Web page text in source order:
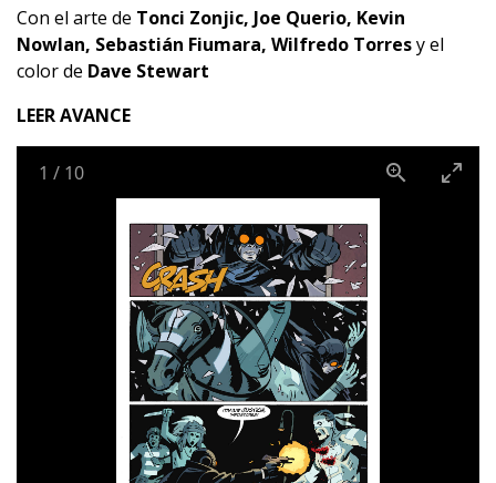
Con el arte de Tonci Zonjic, Joe Querio, Kevin
Nowlan, Sebastián Fiumara, Wilfredo Torresy el
color de Dave Stewart
LEER AVANCE
1 / 10